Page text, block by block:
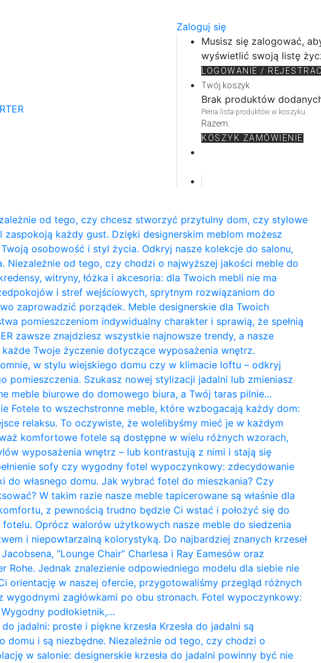
Zaloguj się
Musisz się zalogować,
wyświetlić swoją listę
LOGOWANIE /
Twój koszyk
Brak produktów
Pełna lista produktów w koszyku.
Razem:
KOSZYK ZAMÓWIENIE
od tego, czy chcesz stworzyć przytulny dom, czy stylowe
zaspokoją każdy gust. Dzięki designerskim meblom możesz
osobowość i styl życia. Odkryj nasze kolekcje do salonu,
Niezależnie od tego, czy chodzi o najwyższej jakości meble do
witryny, łóżka i akcesoria: dla Twoich mebli nie ma
i stref wejściowych, sprytnym rozwiązaniom do
zaprowadzić porządek. Meble designerskie dla Twoich
pomieszczeniom indywidualny charakter i sprawią, że spełnią
zawsze znajdziesz wszystkie najnowsze trendy, a nasze
Twoje życzenie dotyczące wyposażenia wnętrz.
w stylu wiejskiego domu czy w klimacie loftu – odkryj
pomieszczenia. Szukasz nowej stylizacji jadalni lub zmieniasz
meble biurowe do domowego biura, a Twój taras pilnie…
Fotele to wszechstronne meble, które wzbogacają każdy dom:
relaksu. To oczywiste, że wolelibyśmy mieć je w każdym
komfortowe fotele są dostępne w wielu różnych wzorach,
wyposażenia wnętrz – lub kontrastują z nimi i stają się
sofy czy wygodny fotel wypoczynkowy: zdecydowanie
własnego domu. Jak wybrać fotel do mieszkania? Czy
W takim razie nasze meble tapicerowane są właśnie dla
z pewnością trudno będzie Ci wstać i położyć się do
fotelu. Oprócz walorów użytkowych nasze meble do siedzenia
i niepowtarzalną kolorystyką. Do najbardziej znanych krzeseł
“Lounge Chair” Charlesa i Ray Eamesów oraz
Rohe. Jednak znalezienie odpowiedniego modelu dla siebie nie
orientację w naszej ofercie, przygotowaliśmy przegląd różnych
wygodnymi zagłówkami po obu stronach. Fotel wypoczynkowy:
podłokietnik,…
do jadalni: proste i piękne krzesła Krzesła do jadalni są
domu i są niezbędne. Niezależnie od tego, czy chodzi o
w salonie: designerskie krzesła do jadalni powinny być nie